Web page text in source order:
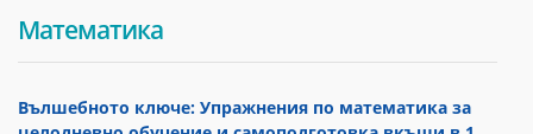
Математика
Вълшебното ключе: Упражнения по математика за